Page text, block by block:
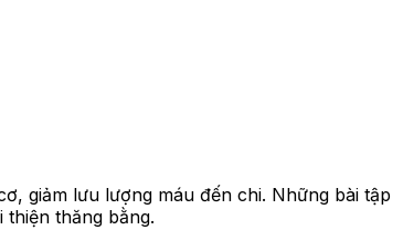
giảm lưu lượng máu đến chi. Những bài tập
thăng bằng.